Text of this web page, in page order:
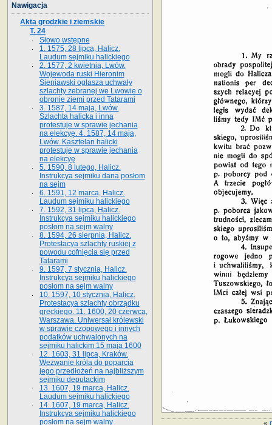
«
Nawigacja
Akta grodzkie i ziemskie
T. 24
Słowo wstępne
1. 1575, 28 lipca, Halicz.
Laudum sejmiku halickiego
2. 1577, 2 kwietnia, Lwów.
Wojewoda ruski Hieronim
Sieniawski ogłasza uchwały
szlachty zebranej we Lwowie o
obronie ziemi przed Tatarami
3. 1587, 14 maja, Lwów.
Szlachta halicka i inna
protestuje w sprawie jechania
na elekcyę. 4. 1587, 14 maja,
Lwów. Kasztelan halicki
protestuje w sprawie jechania
na elekcyę
5. 1590, 8 lutego, Halicz.
Instrukcya sejmiku dana posłom
na sejm
6. 1591, 12 marca, Halicz.
Laudum sejmiku halickiego
7. 1592, 31 lipca, Halicz.
Instrukcya sejmiku halickiego
posłom na sejm walny
8. 1594, 26 sierpnia, Halicz.
Protestacya szlachty ruskiej z
powodu cofnięcia się przed
Tatarami
9. 1597, 7 stycznia, Halicz.
Instrukcya sejmiku halickiego
posłom na sejm walny
10. 1597, 10 stycznia, Halicz.
Protestacya szlachty obrządku
greckiego. 11. 1600, 20 czerwca,
Warszawa. Uniwersał królewski
w sprawie czopowego i innych
podatków uchwalonych na
sejmiku halickim 15 maja 1600
12. 1603, 31 lipca, Kraków.
Wezwanie króla do poparcia
jego przedłożeń na najbliższym
sejmiku deputackim
13. 1607, 19 marca, Halicz.
Laudum sejmiku halickiego
14. 1607, 19 marca, Halicz.
Instrukcya sejmiku halickiego
posłom na sejm walny